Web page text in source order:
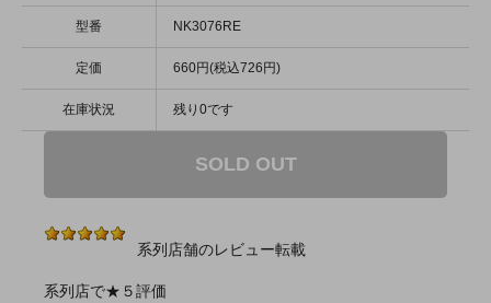
型番 NK3076RE
定価 660円(税込726円)
在庫状況 残り0です
SOLD OUT
系列店舗のレビュー転載
系列店で★５評価